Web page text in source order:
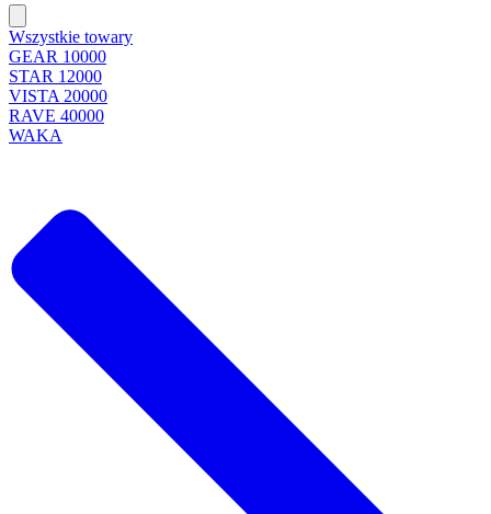
Wszystkie towary
GEAR 10000
STAR 12000
VISTA 20000
RAVE 40000
WAKA